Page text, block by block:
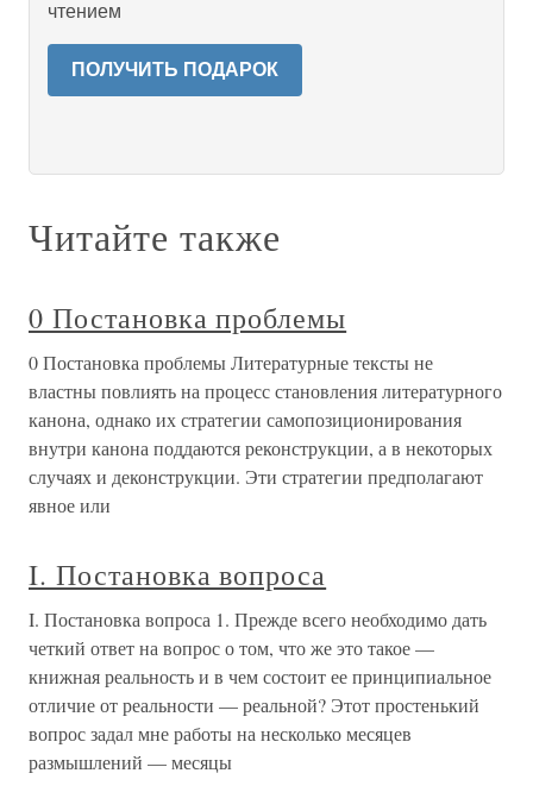
чтением
ПОЛУЧИТЬ ПОДАРОК
Читайте также
0 Постановка проблемы
0 Постановка проблемы Литературные тексты не
властны повлиять на процесс становления литературного
канона, однако их стратегии самопозиционирования
внутри канона поддаются реконструкции, а в некоторых
случаях и деконструкции. Эти стратегии предполагают
явное или
I. Постановка вопроса
I. Постановка вопроса 1. Прежде всего необходимо дать
четкий ответ на вопрос о том, что же это такое —
книжная реальность и в чем состоит ее принципиальное
отличие от реальности — реальной? Этот простенький
вопрос задал мне работы на несколько месяцев
размышлений — месяцы